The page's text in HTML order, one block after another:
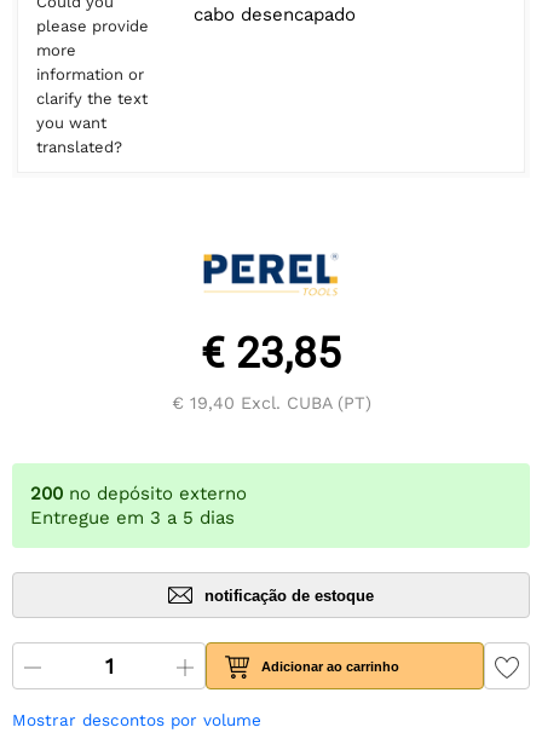
please provide
more
information or
clarify the text
you want
translated?
cabo desencapado
€ 23,85
€ 19,40 Excl. CUBA (PT)
200 no depósito externo
Entregue em 3 a 5 dias
notificação de estoque
Adicionar ao carrinho
Mostrar descontos por volume